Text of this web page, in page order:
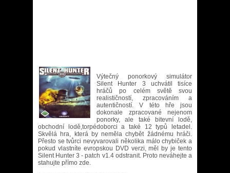
Výtečný ponorkový simulátor
Silent Hunter 3 uchvátil tisíce
hráčů po celém světě svou
realističností, zpracováním a
autentičností. V této hře jsou
dokonale zpracované nejenom
ponorky, ale také bitevní lodě,
obchodní lodě,torpédoborci a také 12 typů letadel.
Skvělá hra, která by neměla chybět žádnému hráči.
Přesto se tvůrci nevyvarovali několika málo chybiček a
pokud vlastníte evropskou DVD verzi, měl by je tento
Silent Hunter 3 - patch v1.4 odstranit. Proto neváhejte a
stahujte přímo zde.